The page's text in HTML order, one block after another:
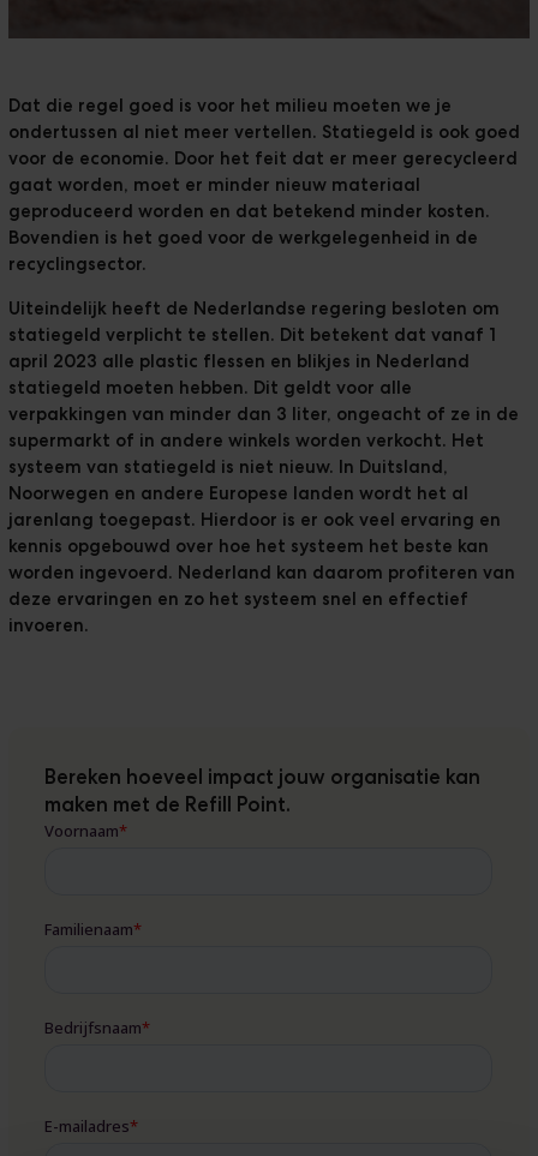
Dat die regel goed is voor het milieu moeten we je
ondertussen al niet meer vertellen. Statiegeld is ook goed
voor de economie. Door het feit dat er meer gerecycleerd
gaat worden, moet er minder nieuw materiaal
geproduceerd worden en dat betekend minder kosten.
Bovendien is het goed voor de werkgelegenheid in de
recyclingsector.
Uiteindelijk heeft de Nederlandse regering besloten om
statiegeld verplicht te stellen. Dit betekent dat vanaf 1
april 2023 alle plastic flessen en blikjes in Nederland
statiegeld moeten hebben. Dit geldt voor alle
verpakkingen van minder dan 3 liter, ongeacht of ze in de
supermarkt of in andere winkels worden verkocht. Het
systeem van statiegeld is niet nieuw. In Duitsland,
Noorwegen en andere Europese landen wordt het al
jarenlang toegepast. Hierdoor is er ook veel ervaring en
kennis opgebouwd over hoe het systeem het beste kan
worden ingevoerd. Nederland kan daarom profiteren van
deze ervaringen en zo het systeem snel en effectief
invoeren.
Bereken hoeveel impact jouw organisatie kan
maken met de Refill Point.